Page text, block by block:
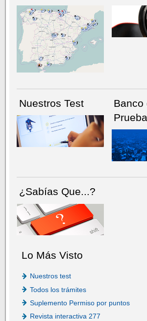
NÚMERO ACTUALHEMEROTECA
Nuestros Test
Banco
¿Sabías Que...?
Lo Más Visto
Nuestros test
Todos los trámites
Suplemento Permiso por puntos
Revista interactiva 277